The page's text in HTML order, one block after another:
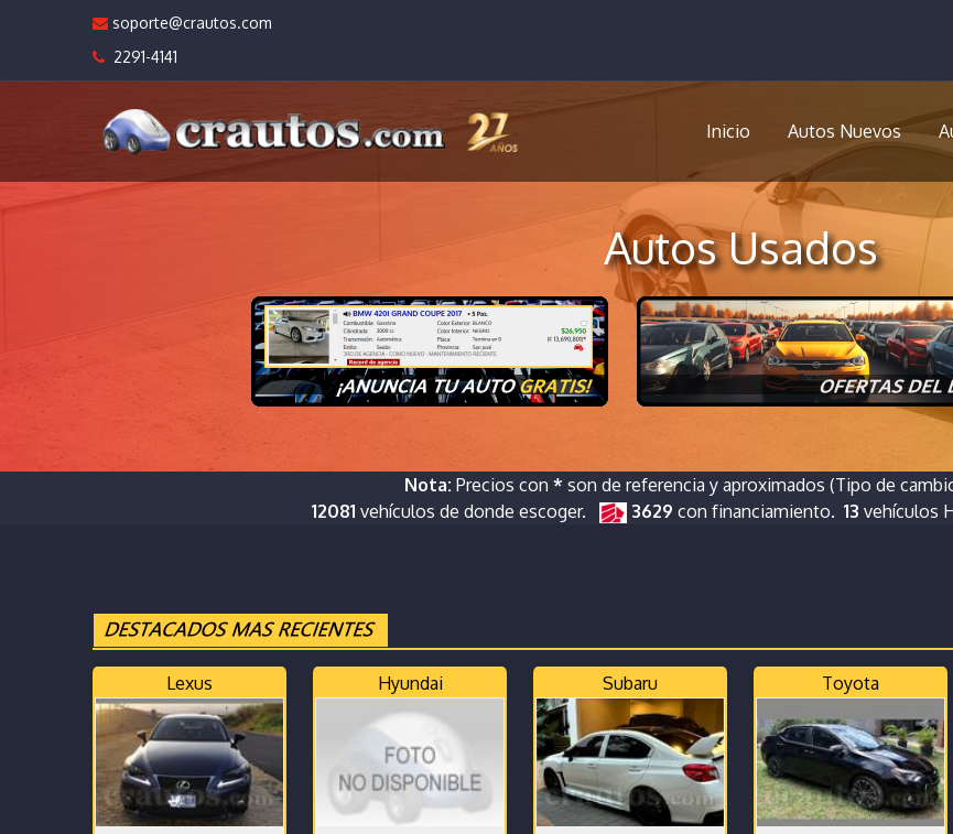
soporte@crautos.com
2291-4141
Inicio Autos Nuevos
Autos Usados
Nota: Precios con * son de referencia y aproximados (Tipo de
12081 vehículos de donde escoger. 3629 con financiamiento. 13 vehículos
Lexus Hyundai Subaru Toyota